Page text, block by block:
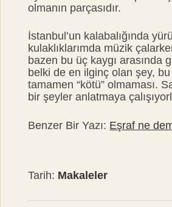
olmanın parçasıdır.
İstanbul’un kalabalığında
kulaklıklarımda müzik
bazen bu üç kaygı arasında
belki de en ilginç olan şey, bu
tamamen “kötü” olmaması.
bir şeyler anlatmaya
Benzer Bir Yazı: Eşraf ne
Tarih: Makaleler